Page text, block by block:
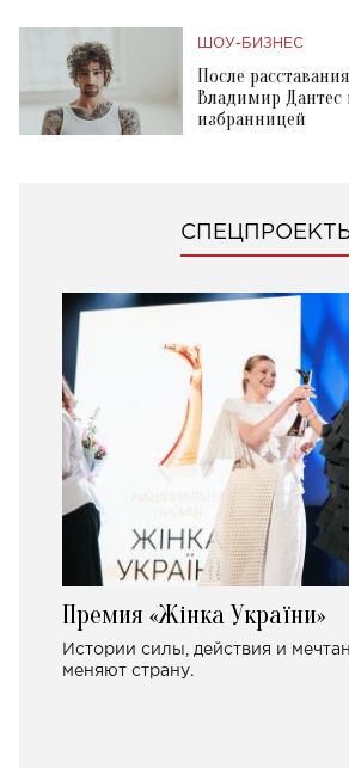
ШОУ-БИЗНЕС
После
Владимир Дантес
избранницей
Премия «Жінка України»
Истории силы, действия и
меняют страну.